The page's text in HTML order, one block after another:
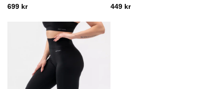
699 kr 449 kr